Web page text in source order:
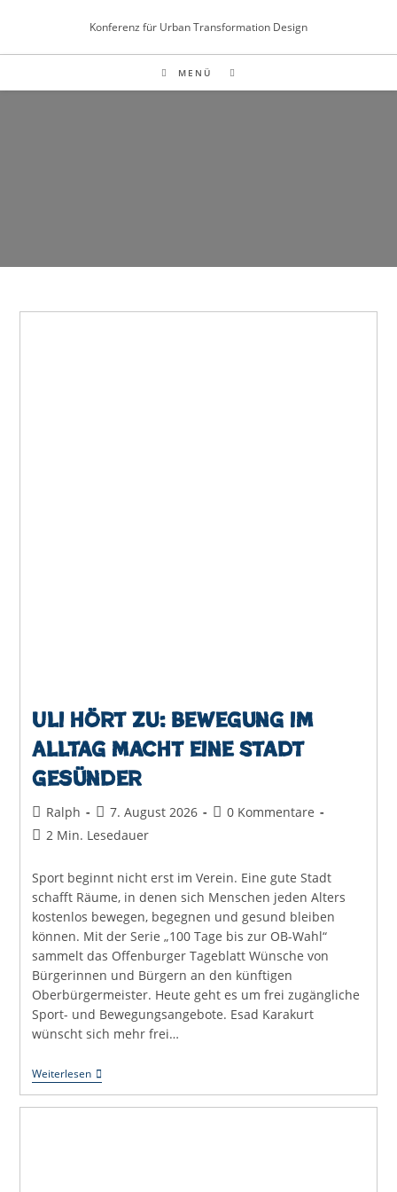
springen
Konferenz für Urban Transformation Design
MENÜ
Uli hört zu: Bewegung im
Alltag macht eine Stadt
gesünder
Beitrags-
Autor:
Ralph
Beitrag
veröffentlicht:
7. August 2026
Beitrags-
0 Kommentare
Lesedauer:
2 Min. Lesedauer
Sport beginnt nicht erst im Verein. Eine gute Stadt
schafft Räume, in denen sich Menschen jeden Alters
kostenlos bewegen, begegnen und gesund bleiben
können. Mit der Serie „100 Tage bis zur OB-Wahl“
sammelt das Offenburger Tageblatt Wünsche von
Bürgerinnen und Bürgern an den künftigen
Oberbürgermeister. Heute geht es um frei zugängliche
Sport- und Bewegungsangebote. Esad Karakurt
wünscht sich mehr frei…
WeiterlesenUli
Hört